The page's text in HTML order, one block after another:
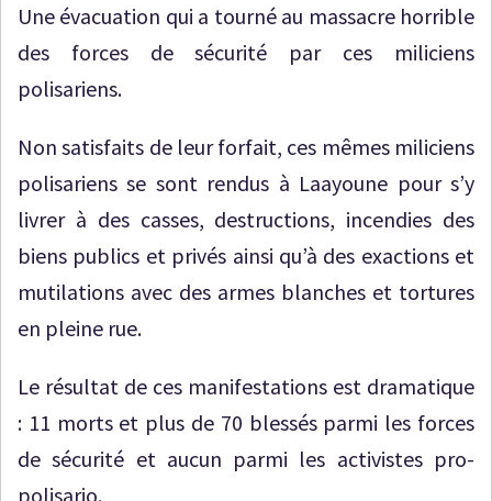
Une évacuation qui a tourné au massacre horrible
des forces de sécurité par ces miliciens
polisariens.
Non satisfaits de leur forfait, ces mêmes miliciens
polisariens se sont rendus à Laayoune pour s’y
livrer à des casses, destructions, incendies des
biens publics et privés ainsi qu’à des exactions et
mutilations avec des armes blanches et tortures
en pleine rue.
Le résultat de ces manifestations est dramatique
: 11 morts et plus de 70 blessés parmi les forces
de sécurité et aucun parmi les activistes pro-
polisario.